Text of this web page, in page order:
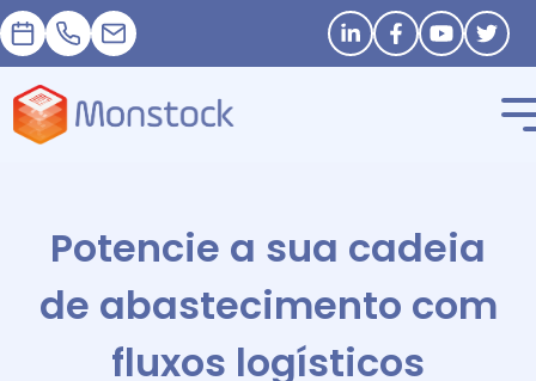
Nomeação
+33 1 83 62 25 41
contact@monstock.net Stay in touch
Potencie a sua cadeia
de abastecimento com
fluxos logísticos